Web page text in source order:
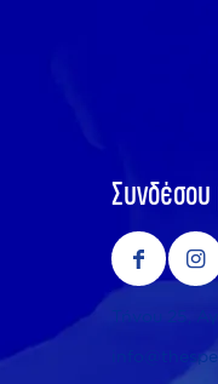
Συνδέσου
Τήνου 25,